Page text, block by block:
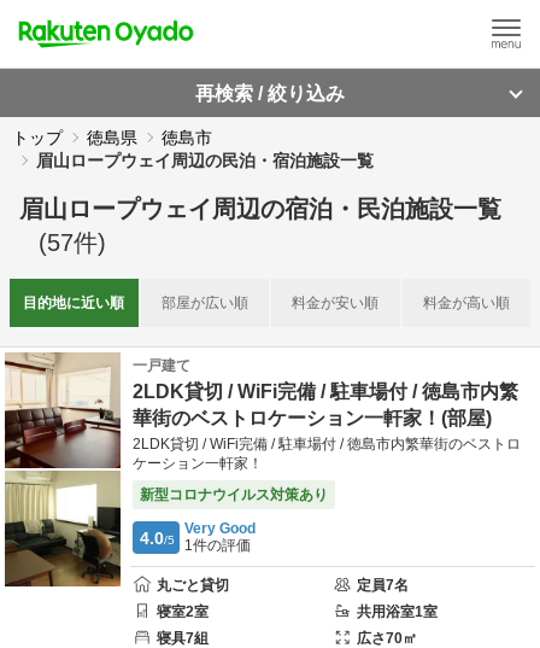
再検索 / 絞り込み
トップ 徳島県
徳島市
眉山ロープウェイ周辺の民泊・宿泊施設一覧
眉山ロープウェイ周辺の宿泊・民泊施設一覧
(57件)
目的地に近い順 部屋が広い順 料金が安い順 料金が高い順
一戸建て
2LDK貸切 / WiFi完備 / 駐車場付 / 徳島市内繁
華街のベストロケーション一軒家！(部屋)
2LDK貸切 / WiFi完備 / 駐車場付 / 徳島市内繁華街のベストロ
ケーション一軒家！
新型コロナウイルス対策あり
4.0/5
Very Good
1件の評価
丸ごと貸切 定員7名
寝室2室 共用浴室1室
寝具7組 広さ70㎡